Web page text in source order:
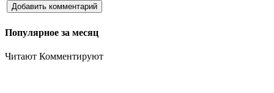
Добавить комментарий
Популярное за месяц
Читают Комментируют